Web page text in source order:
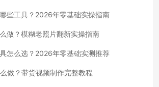
些工具？2026年零基础实操指南
做？模糊老照片翻新实操指南
怎么选？2026年零基础实测推荐
做？带货视频制作完整教程